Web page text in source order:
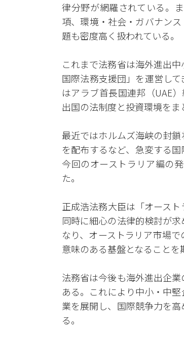
律分野が網羅されている。
項、環境・社会・ガバナン
題も密度高く扱われている。
これまで法務省は海外進出
国際法務支援団」を運営し
はアラブ首長国連邦（UAE
出国の法制度と投資環境をま
最近ではホルムズ海峡の封
を配布するなど、急変する
今回のオーストラリア編の
た。
正成浩法務大臣は「オース
同時に細心の法律的検討が
なり、オーストラリア市場
意味のある基盤となることを
法務省は今後も海外進出企
ある。これにより中小・中
業を展開し、国際競争力を
る。